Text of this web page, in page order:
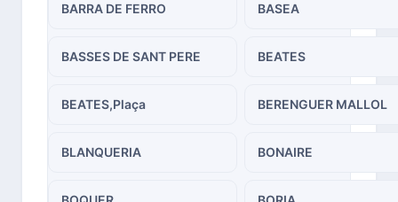
BARRA DE FERRO BASEA
BASSES DE SANT PERE BEATES
BEATES,Plaça BERENGUER MALLOL
BLANQUERIA BONAIRE